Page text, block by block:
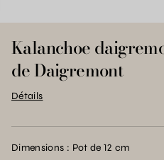
Kalanchoe
de Daigremont
Détails
Dimensions : Pot de 12 cm